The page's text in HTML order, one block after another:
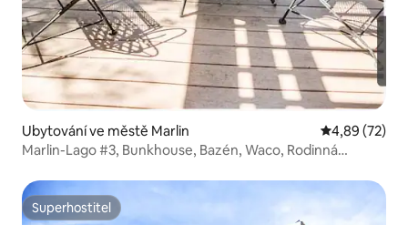
Ubytování ve městě Marlin Průměrné
4,89 (72)
Marlin-Lago #3, Bunkhouse, Bazén, Waco, Rodinná
Superhostitel
Superhostitel